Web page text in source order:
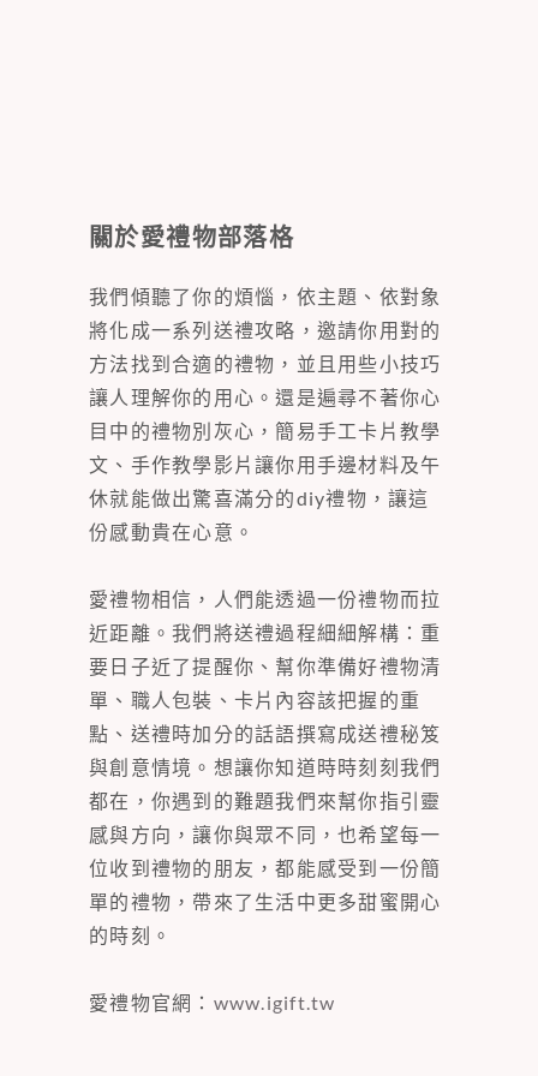
關於愛禮物部落格
我們傾聽了你的煩惱，依主題、依對象
將化成一系列送禮攻略，邀請你用對的
方法找到合適的禮物，並且用些小技巧
讓人理解你的用心。還是遍尋不著你心
目中的禮物別灰心，簡易手工卡片教學
文、手作教學影片讓你用手邊材料及午
休就能做出驚喜滿分的diy禮物，讓這
份感動貴在心意。
愛禮物相信，人們能透過一份禮物而拉
近距離。我們將送禮過程細細解構：重
要日子近了提醒你、幫你準備好禮物清
單、職人包裝、卡片內容該把握的重
點、送禮時加分的話語撰寫成送禮秘笈
與創意情境。想讓你知道時時刻刻我們
都在，你遇到的難題我們來幫你指引靈
感與方向，讓你與眾不同，也希望每一
位收到禮物的朋友，都能感受到一份簡
單的禮物，帶來了生活中更多甜蜜開心
的時刻。
愛禮物官網： www.igift.tw